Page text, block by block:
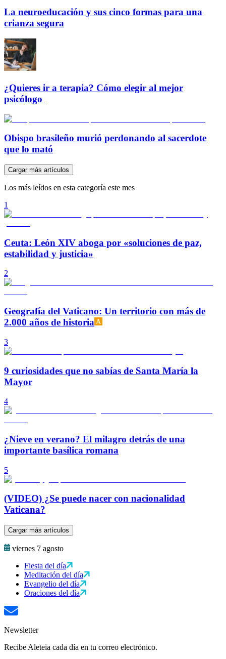
La neuroeducación y sus cinco formas para una
crianza segura
¿Quieres ir a terapia? Cómo elegir al mejor
psicólogo
Obispo brasileño murió perdonando al sacerdote
que lo mató
Cargar más artículos
Los más leídos en esta categoría este mes
1
Ceuta: León XIV aboga por «soluciones de paz,
estabilidad y justicia»
2
Geografía del Vaticano: Un territorio con más de
2.000 años de historia
3
9 curiosidades que no sabías de Santa María la
Mayor
4
¿Nieve en verano? El milagro detrás de una
importante basílica romana
5
(VIDEO) ¿Se puede nacer con nacionalidad
Vaticana?
Cargar más artículos
viernes 7 agosto
Fiesta del día
Meditación del día
Evangelio del día
Oraciones del día
Newsletter
Recibe Aleteia cada día en tu correo electrónico.